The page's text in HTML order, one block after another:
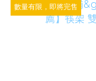
數量有限，即將完售